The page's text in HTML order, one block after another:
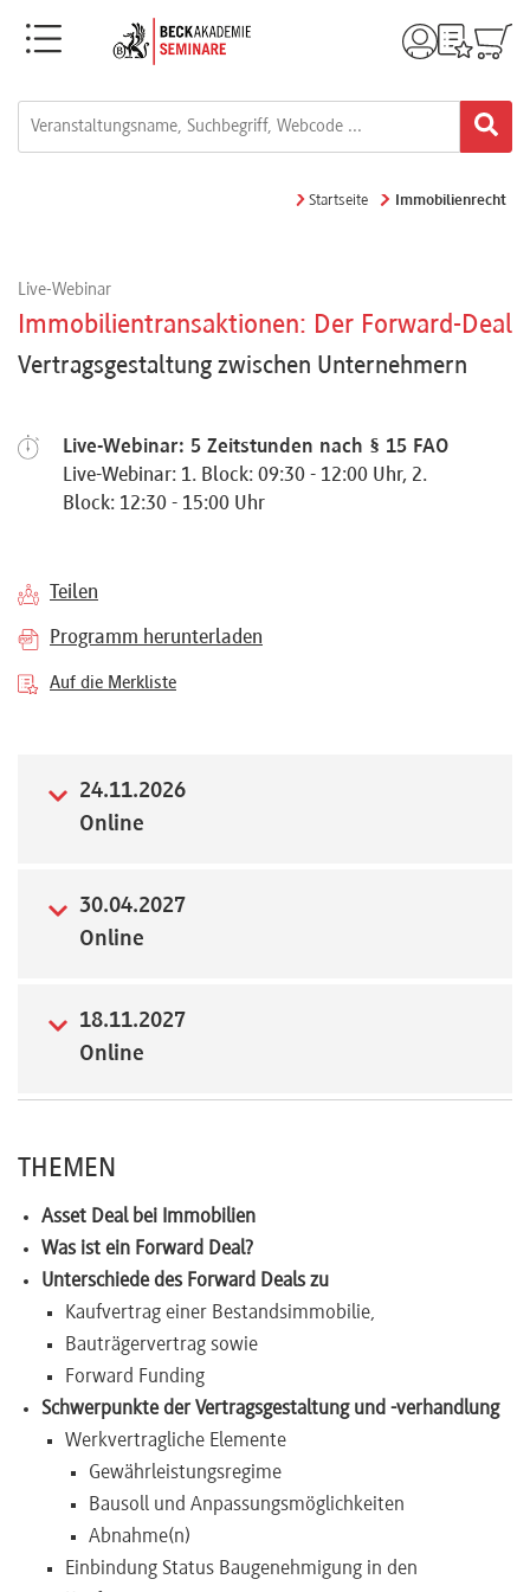
Menü
e-
Learnings
Über
Preisvorteile
Newsletter
Startseite Immobilienrecht
Live-Webinar
Immobilientransaktionen: Der Forward-Deal
Vertragsgestaltung zwischen Unternehmern
Live-Webinar: 5 Zeitstunden nach § 15 FAO
Live-Webinar: 1. Block: 09:30 - 12:00 Uhr, 2.
Block: 12:30 - 15:00 Uhr
Teilen
Programm herunterladen
Auf die Merkliste
24.11.2026
Online
30.04.2027
Online
18.11.2027
Online
THEMEN
Asset Deal bei Immobilien
Was ist ein Forward Deal?
Unterschiede des Forward Deals zu
Kaufvertrag einer Bestandsimmobilie,
Bauträgervertrag sowie
Forward Funding
Schwerpunkte der Vertragsgestaltung und -verhandlung
Werkvertragliche Elemente
Gewährleistungsregime
Bausoll und Anpassungsmöglichkeiten
Abnahme(n)
Einbindung Status Baugenehmigung in den